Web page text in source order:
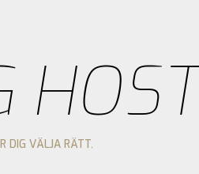
DIG VÄLJA RÄTT.